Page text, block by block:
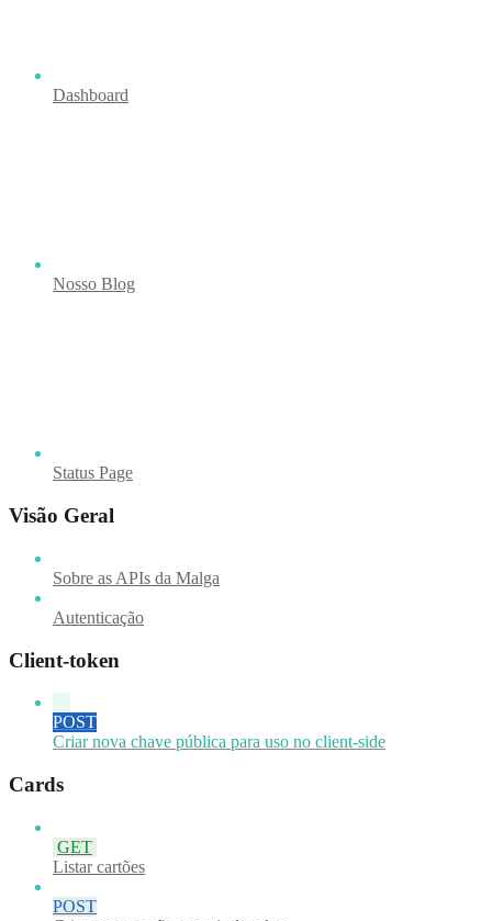
Dashboard
Nosso Blog
Status Page
Visão Geral
Sobre as APIs da Malga
Autenticação
Client-token
POST
Criar nova chave pública para uso no client-side
Cards
GET
Listar cartões
POST